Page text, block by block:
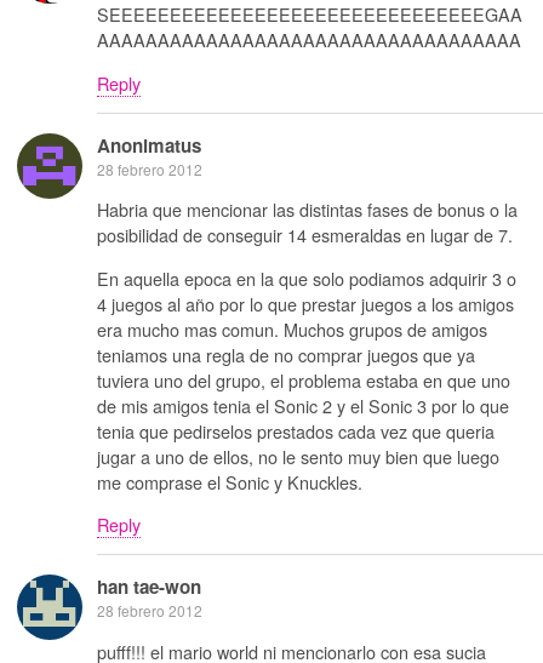
SEEEEEEEEEEEEEEEEEEEEEEEEEEEEEEEGAA
AAAAAAAAAAAAAAAAAAAAAAAAAAAAAAAAAAA
Reply
Anonimatus
28 febrero 2012
Habria que mencionar las distintas fases de bonus o la
posibilidad de conseguir 14 esmeraldas en lugar de 7.
En aquella epoca en la que solo podiamos adquirir 3 o
4 juegos al año por lo que prestar juegos a los amigos
era mucho mas comun. Muchos grupos de amigos
teniamos una regla de no comprar juegos que ya
tuviera uno del grupo, el problema estaba en que uno
de mis amigos tenia el Sonic 2 y el Sonic 3 por lo que
tenia que pedirselos prestados cada vez que queria
jugar a uno de ellos, no le sento muy bien que luego
me comprase el Sonic y Knuckles.
Reply
han tae-won
28 febrero 2012
pufff!!! el mario world ni mencionarlo con esa sucia